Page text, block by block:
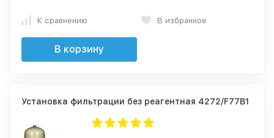
К сравнению В избранное
В корзину
Установка фильтрации без реагентная 4272/F77В1